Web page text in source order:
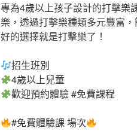
專為4歲以上孩子設計的打擊樂
樂，透過打擊樂種類多元豐富
好的選擇就是打擊樂了！
招生班別
4歲以上兒童
歡迎預約體驗#免費課程
#免費體驗課場次